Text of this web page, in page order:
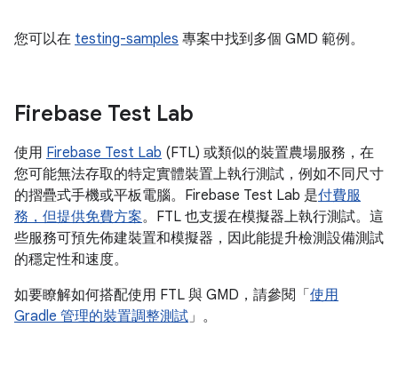
您可以在 testing-samples 專案中找到多個 GMD 範例。
Firebase Test Lab
使用 Firebase Test Lab (FTL) 或類似的裝置農場服務，在
您可能無法存取的特定實體裝置上執行測試，例如不同尺寸
的摺疊式手機或平板電腦。Firebase Test Lab 是付費服
務，但提供免費方案。FTL 也支援在模擬器上執行測試。這
些服務可預先佈建裝置和模擬器，因此能提升檢測設備測試
的穩定性和速度。
如要瞭解如何搭配使用 FTL 與 GMD，請參閱「使用
Gradle 管理的裝置調整測試 」。